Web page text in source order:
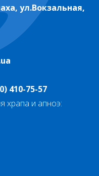
ул.Вокзальная,
410-75-57
храпа и апноэ: